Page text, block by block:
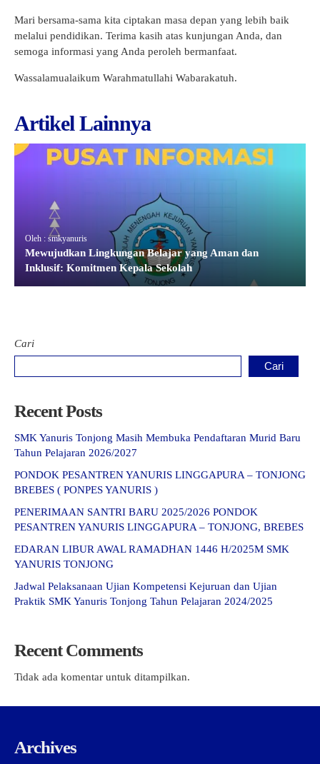
Mari bersama-sama kita ciptakan masa depan yang lebih baik
melalui pendidikan. Terima kasih atas kunjungan Anda, dan
semoga informasi yang Anda peroleh bermanfaat.
Wassalamualaikum Warahmatullahi Wabarakatuh.
Artikel Lainnya
Oleh : smkyanuris
Mewujudkan Lingkungan Belajar yang Aman dan
Inklusif: Komitmen Kepala Sekolah
Cari
Cari
Recent Posts
SMK Yanuris Tonjong Masih Membuka Pendaftaran Murid Baru
Tahun Pelajaran 2026/2027
PONDOK PESANTREN YANURIS LINGGAPURA – TONJONG
BREBES ( PONPES YANURIS )
PENERIMAAN SANTRI BARU 2025/2026 PONDOK
PESANTREN YANURIS LINGGAPURA – TONJONG, BREBES
EDARAN LIBUR AWAL RAMADHAN 1446 H/2025M SMK
YANURIS TONJONG
Jadwal Pelaksanaan Ujian Kompetensi Kejuruan dan Ujian
Praktik SMK Yanuris Tonjong Tahun Pelajaran 2024/2025
Recent Comments
Tidak ada komentar untuk ditampilkan.
Archives